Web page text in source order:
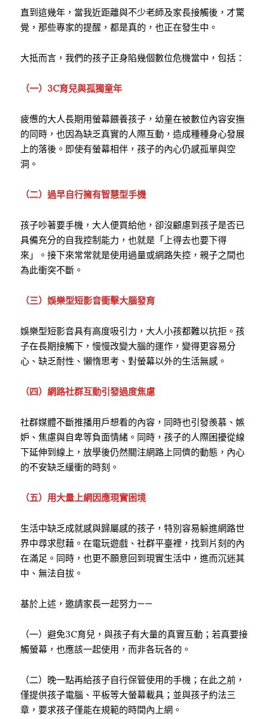
直到這幾年，當我近距離與不少老師及家長接觸後，才驚
覺，那些專家的提醒，都是真的，也正在發生中。
大抵而言，我們的孩子正身陷幾個數位危機當中，包括：
（一）3C育兒與孤獨童年
疲憊的大人長期用螢幕餵養孩子，幼童在被數位內容安撫
的同時，也因為缺乏真實的人際互動，造成種種身心發展
上的落後。即使有螢幕相伴，孩子的內心仍感孤單與空
洞。
（二）過早自行擁有智慧型手機
孩子吵著要手機，大人便買給他，卻沒顧慮到孩子是否已
具備充分的自我控制能力，也就是「上得去也要下得
來」。接下來常常就是使用過量或網路失控，親子之間也
為此衝突不斷。
（三）娛樂型短影音衝擊大腦發育
娛樂型短影音具有高度吸引力，大人小孩都難以抗拒。孩
子在長期接觸下，慢慢改變大腦的運作，變得更容易分
心、缺乏耐性、懶惰思考、對螢幕以外的生活無感。
（四）網路社群互動引發過度焦慮
社群媒體不斷推播用戶想看的內容，同時也引發羨慕、嫉
妒、焦慮與自卑等負面情緒。同時，孩子的人際困擾從線
下延伸到線上，放學後仍然關注網路上同儕的動態，內心
的不安缺乏緩衝的時刻。
（五）用大量上網因應現實困境
生活中缺乏成就感與歸屬感的孩子，特別容易躲進網路世
界中尋求慰藉。在電玩遊戲、社群平臺裡，找到片刻的內
在滿足。同時，也更不願意回到現實生活中，進而沉迷其
中、無法自拔。
基於上述，邀請家長一起努力——
（一）避免3C育兒，與孩子有大量的真實互動；若真要接
觸螢幕，也應該一起使用，而非各玩各的。
（二）晚一點再給孩子自行保管使用的手機；在此之前，
僅提供孩子電腦、平板等大螢幕載具；並與孩子約法三
章，要求孩子僅能在規範的時間內上網。